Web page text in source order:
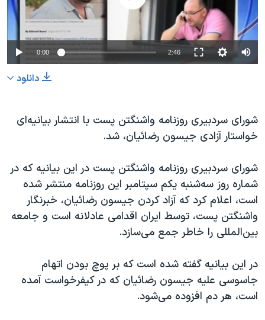
فرهنگ و زندگی
حقوق شهروندی
اقتصادی
گالری عکس
آرشیو پخش زنده
مستندها
انتخابات ریاست جمهوری آمریکا ۲۰۲۴
حمله جمهوری اسلامی به اسرائیل
اعتراضات زن، زندگی، آزادی
مجموعه مستندهای دادخواهی
دادگاه حمید نوری
چهل سال گروگان‌گیری
قانون شفافیت دارائی کادر رهبری ایران
اسرائیل در جنگ
نرگس محمدی برنده جایزه نوبل صلح
دنبال کنید
0:00 2:46
دانلود
شورای سردبیری روزنامه واشنگتن پست با انتشار بیانیه‌ای
خواستار آزادی جیسون رضائیان، شد.
شورای سردبیری روزنامه واشنگتن پست در این بيانيه‌ که در
شماره روز سه‌شنبه یکم سپتامبر این روزنامه منتشر شده
است، اعلام کرد که آزاد کردن جيسون رضائيان، خبرنگار
واشنگتن پست، توسط ايران اقدامی عادلانه است و جامعه
بين‌المللی را خاطر جمع می‌سازد.
در اين بيانيه گفته شده است که بر پوچ بودن اتهام
جاسوسی علیه جیسون رضائیان که در کيفرخواست آمده
است، هر دم افزوده می‌شود.